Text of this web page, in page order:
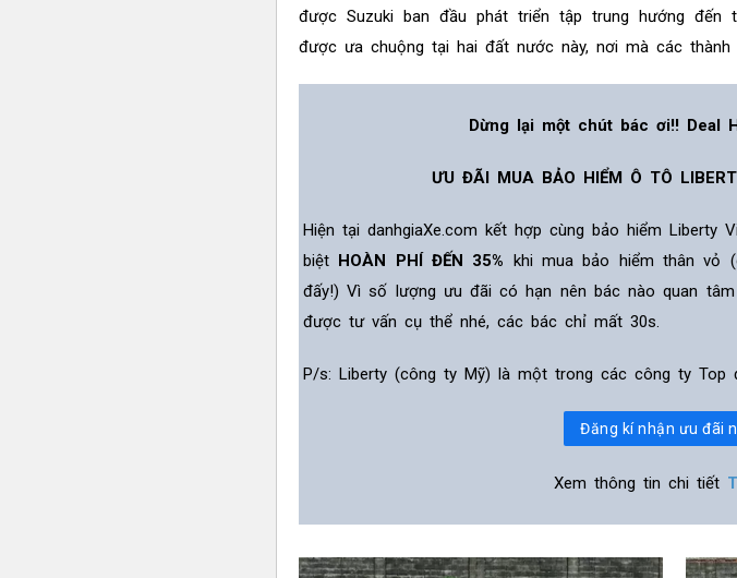
được Suzuki ban đầu phát triển tập trung hướng
được ưa chuộng tại hai đất nước này, nơi mà các
Dừng lại một chút bác ơi!! Deal
ƯU ĐÃI MUA BẢO HIỂM Ô TÔ
Hiện tại danhgiaXe.com kết hợp cùng bảo hiểm
biệt
HOÀN PHÍ ĐẾN 35% khi mua bảo hiểm thân vỏ
đấy!) Vì số lượng ưu đãi có hạn nên bác nào quan
được tư vấn cụ thể nhé, các bác chỉ mất 30s.
P/s: Liberty (công ty Mỹ) là một trong các công ty
Đăng kí nhận ưu đãi
Xem thông tin chi tiết